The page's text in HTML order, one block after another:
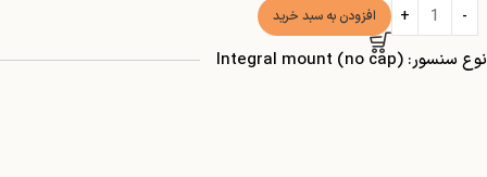
افزودن به سبد خرید
نوع سنسور: Integral mount (no cap)